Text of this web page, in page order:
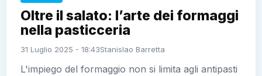
Oltre il salato: l’arte dei formaggi
nella pasticceria
31 Luglio 2025 - 18:43Stanislao Barretta
L'impiego del formaggio non si limita agli antipasti